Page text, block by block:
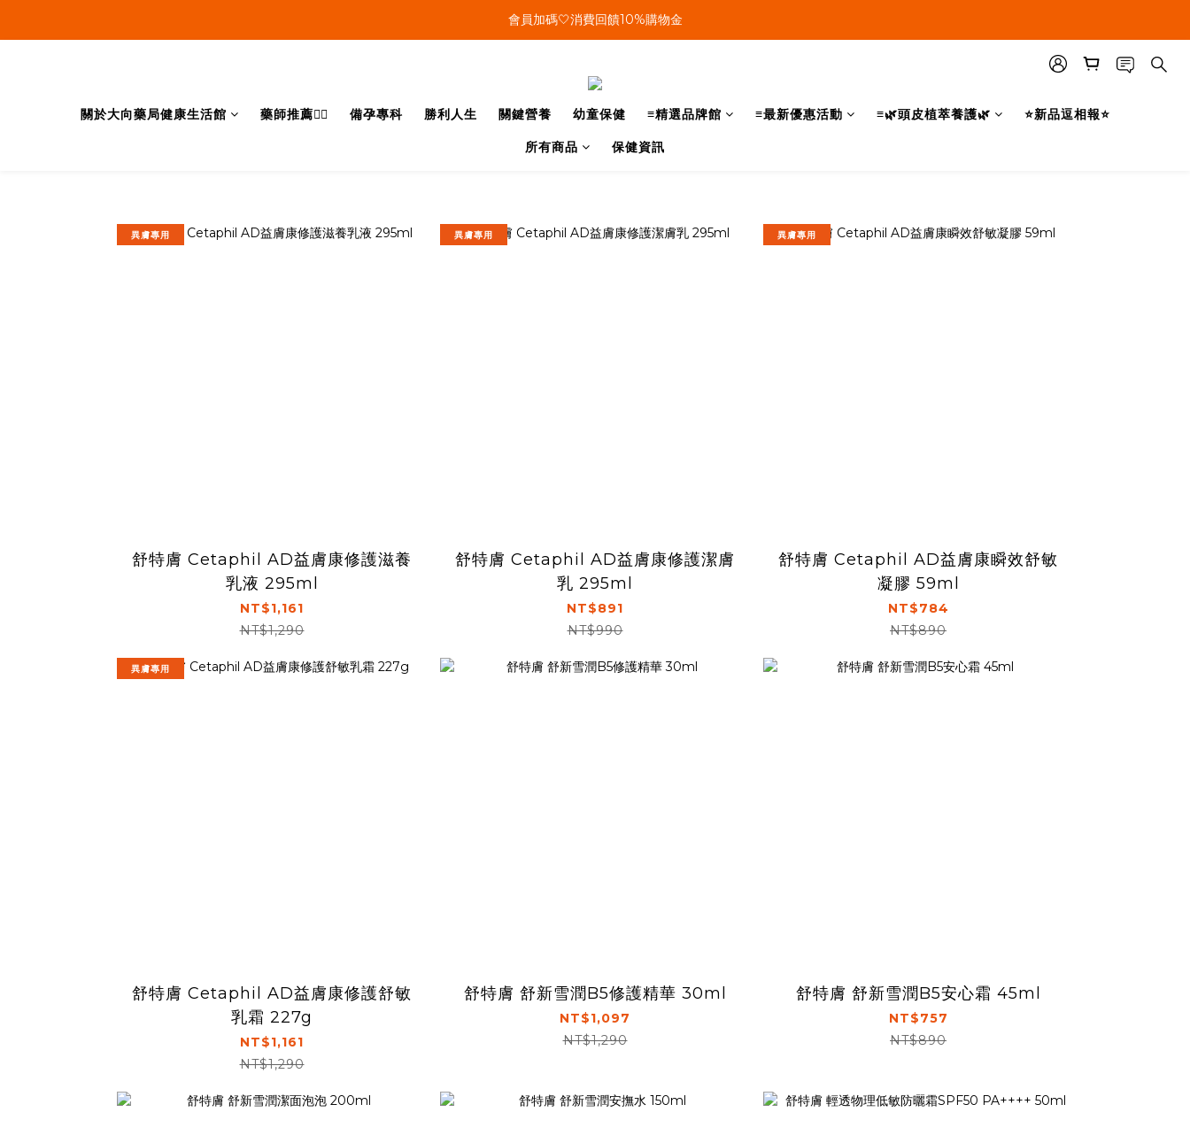
單筆結帳金額滿899🤍超取/郵寄免運費
會員加碼🤍消費回饋10%購物金
關於大向藥局健康生活館 藥師推薦👨‍⚕️ 備孕專科 勝利人生 關鍵營養 幼童保健 ≡精選品牌館 ≡最新優惠活動 ≡🌿頭皮植萃養護🌿 ⭐新品逗相報⭐
所有商品 保健資訊
異膚專用
舒特膚 Cetaphil AD益膚康修護滋養
乳液 295ml
NT$1,161
NT$1,290
異膚專用
舒特膚 Cetaphil AD益膚康修護潔膚
乳 295ml
NT$891
NT$990
異膚專用
舒特膚 Cetaphil AD益膚康瞬效舒敏
凝膠 59ml
NT$784
NT$890
異膚專用
舒特膚 Cetaphil AD益膚康修護舒敏
乳霜 227g
NT$1,161
NT$1,290
舒特膚 舒新雪潤B5修護精華 30ml
NT$1,097
NT$1,290
舒特膚 舒新雪潤B5安心霜 45ml
NT$757
NT$890